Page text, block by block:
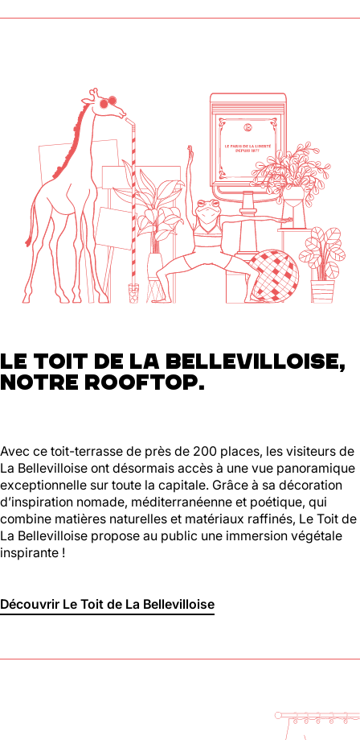
LE TOIT DE LA BELLEVILLOISE,
NOTRE ROOFTOP.
Avec ce toit-terrasse de près de 200 places, les visiteurs de
La Bellevilloise ont désormais accès à une vue panoramique
exceptionnelle sur toute la capitale. Grâce à sa décoration
d’inspiration nomade, méditerranéenne et poétique, qui
combine matières naturelles et matériaux raffinés, Le Toit de
La Bellevilloise propose au public une immersion végétale
inspirante !
Découvrir Le Toit de La Bellevilloise